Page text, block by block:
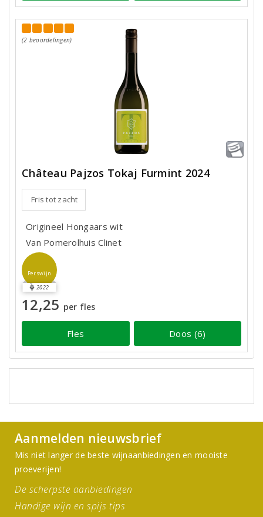
(2 beoordelingen)
Château Pajzos Tokaj Furmint 2024
Fris tot zacht
Origineel Hongaars wit
Van Pomerolhuis Clinet
Perswijn
2022
12,25 per fles
Fles Doos (6)
Aanmelden nieuwsbrief
Mis niet langer de beste wijnaanbiedingen en mooiste
proeverijen!
De scherpste aanbiedingen
Handige wijn en spijs tips